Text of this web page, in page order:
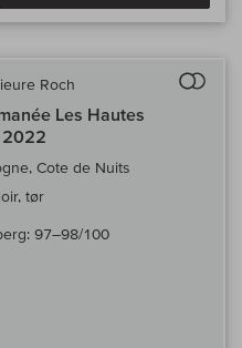
Roch
Les Hautes
2022
Cote de Nuits
tør
97–98/100